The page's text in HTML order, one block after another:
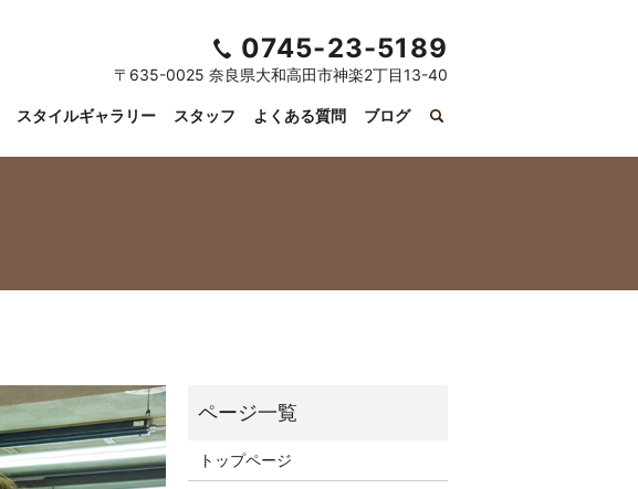
スタイルギャラリー スタッフ よくある質問 ブログ
0745-23-5189
〒635-0025 奈良県大和高田市神楽2丁目13-40
トップページ